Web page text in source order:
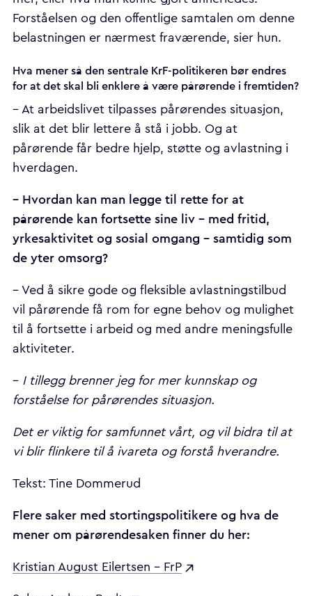
Forståelsen og den offentlige samtalen om denne
belastningen er nærmest fraværende, sier hun.
Hva mener så den sentrale KrF-politikeren bør endres
for at det skal bli enklere å være pårørende i fremtiden?
– At arbeidslivet tilpasses pårørendes situasjon,
slik at det blir lettere å stå i jobb. Og at
pårørende får bedre hjelp, støtte og avlastning i
hverdagen.
– Hvordan kan man legge til rette for at
pårørende kan fortsette sine liv – med fritid,
yrkesaktivitet og sosial omgang – samtidig som
de yter omsorg?
– Ved å sikre gode og fleksible avlastningstilbud
vil pårørende få rom for egne behov og mulighet
til å fortsette i arbeid og med andre meningsfulle
aktiviteter.
– I tillegg brenner jeg for mer kunnskap og
forståelse for pårørendes situasjon.
Det er viktig for samfunnet vårt, og vil bidra til at
vi blir flinkere til å ivareta og forstå hverandre.
Tekst: Tine Dommerud
Flere saker med stortingspolitikere og hva de
mener om pårørendesaken finner du her:
Kristian August Eilertsen - FrP